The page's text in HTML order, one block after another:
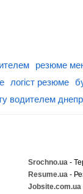
резюме
логіст резюме
водителем днепр
Srochno.ua -
Resume.ua -
Jobsite.com.ua